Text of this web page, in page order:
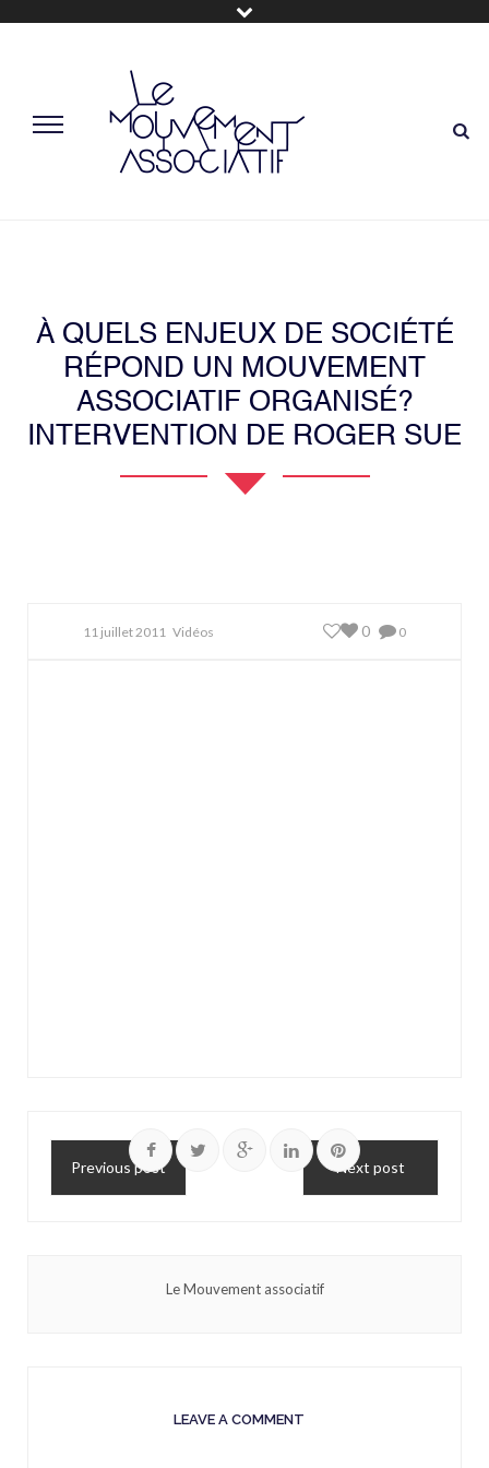
À QUELS ENJEUX DE SOCIÉTÉ
RÉPOND UN MOUVEMENT
ASSOCIATIF ORGANISÉ?
INTERVENTION DE ROGER SUE
11 juillet 2011 Vidéos 0
0
Previous post Next post
Le Mouvement associatif
LEAVE A COMMENT